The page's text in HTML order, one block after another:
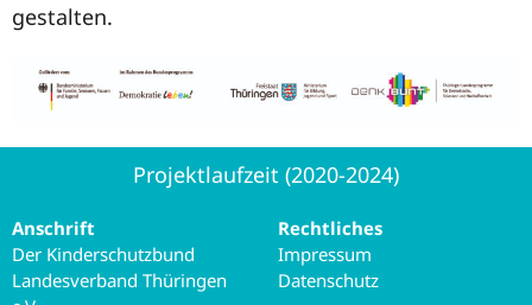
gestalten.
Projektlaufzeit (2020-2024)
Anschrift
Der Kinderschutzbund
Landesverband Thüringen
Rechtliches
Impressum
Datenschutz